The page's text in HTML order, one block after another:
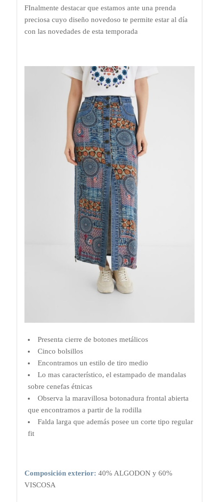
FInalmente destacar que estamos ante una prenda
preciosa cuyo diseño novedoso te permite estar al día
con las novedades de esta temporada
Presenta cierre de botones metálicos
Cinco bolsillos
Encontramos un estilo de tiro medio
Lo mas característico, el estampado de mandalas
sobre cenefas étnicas
Observa la maravillosa botonadura frontal abierta
que encontramos a partir de la rodilla
Falda larga que además posee un corte tipo regular
fit
Composición exterior: 40% ALGODON y 60%
VISCOSA